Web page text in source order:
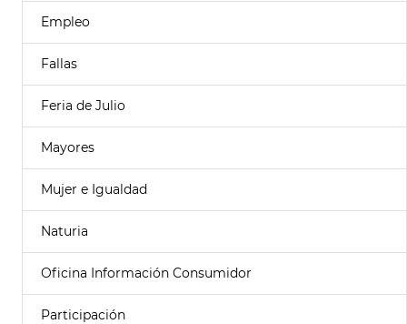
Empleo
Fallas
Feria de Julio
Mayores
Mujer e Igualdad
Naturia
Oficina Información Consumidor
Participación